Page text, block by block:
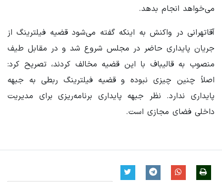
می‌خواهد انجام بدهد.
آقاتهرانی در واکنش به اینکه گفته می‌شود قضیه فیلترینگ از
جریان پایداری حاضر در مجلس شروع شد و در مقابل طیف
منصوب به قالیباف با این قضیه مخالف کردند، تصریح کرد:
اصلاً چنین چیزی نبوده و قضیه فیلترینگ ربطی به جبهه
پایداری ندارد. نظر جبهه پایداری برنامه‌ریزی برای مدیریت
داخلی فضای مجازی است.